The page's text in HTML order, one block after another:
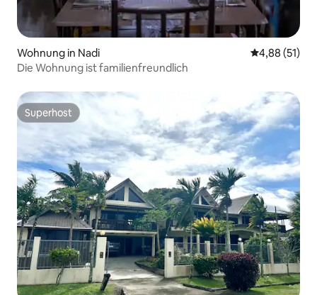
Wohnung in Nadi
4,88 (51)
Die Wohnung ist familienfreundlich
Superhost
Superhost